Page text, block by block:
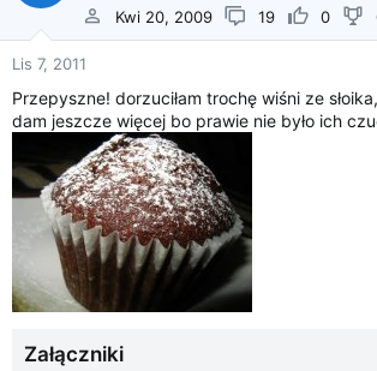
Kwi 20, 2009
19 0
Lis 7, 2011
Przepyszne! dorzuciłam trochę wiśni ze
dam jeszcze więcej bo prawie nie było ich
Załączniki